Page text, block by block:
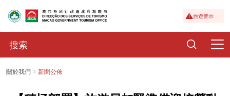
旅遊警示
關於我們 新聞公佈